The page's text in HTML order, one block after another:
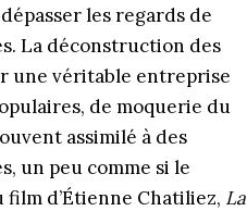
les regards de
La déconstruction des
une véritable entreprise
de moquerie du
assimilé à des
un peu comme si le
d’Étienne Chatiliez, La